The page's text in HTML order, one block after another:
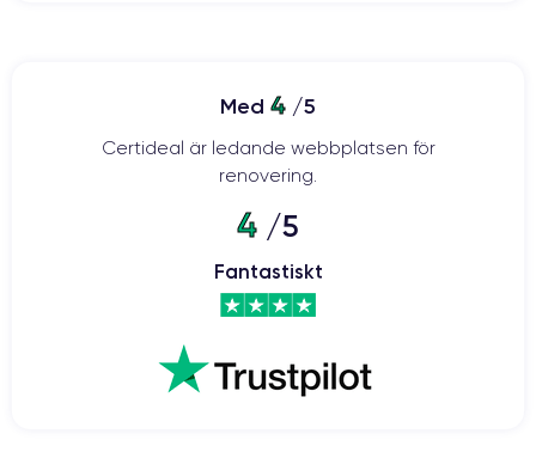
Med 4 /5
Certideal är ledande webbplatsen för
renovering.
4 /5
Fantastiskt